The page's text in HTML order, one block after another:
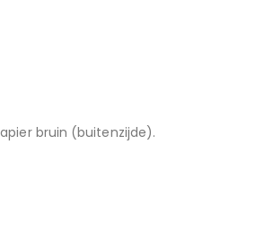
bruin (buitenzijde).